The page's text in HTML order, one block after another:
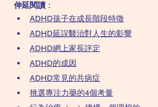
伸延閱讀 ：
ADHD孩子在成長階段特徵
ADHD延誤醫治對人生的影響
ADHD網上家長評定
ADHD的成因
ADHD常見的共病症
挑選專注力藥的4個考量